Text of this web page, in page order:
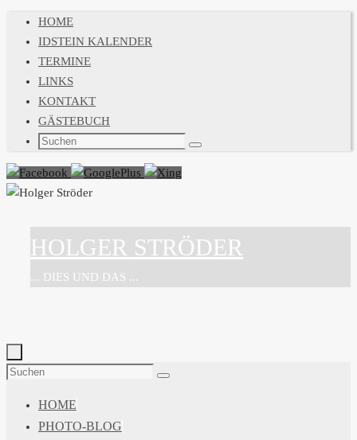
Zum
Inhalt
springen
HOME
IDSTEIN KALENDER
TERMINE
LINKS
KONTAKT
GÄSTEBUCH
Suchen
Suchen
HOLGER STRÖDER
... DIES UND DAS ...
ZUM
SPRINGEN
Suchen
Suchen
HOME
PHOTO-BLOG